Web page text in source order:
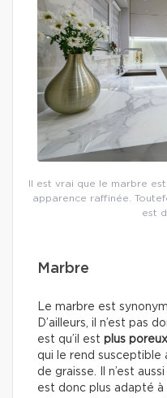
Il est vrai que le marbre
apparence raffinée.
est
Marbre
Le marbre est
D’ailleurs, il n’est pas
est qu’il est plus poreux
qui le rend susceptible
de graisse. Il n’est
est donc plus adapté